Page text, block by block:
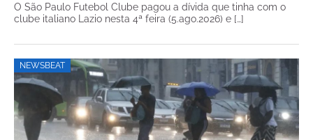
O São Paulo Futebol Clube pagou a dívida que tinha com o
clube italiano Lazio nesta 4ª feira (5.ago.2026) e […]
NEWSBEAT